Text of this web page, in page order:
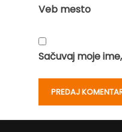
Veb mesto
Sačuvaj moje